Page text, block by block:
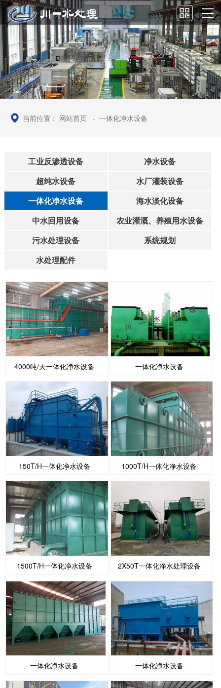
当前位置： 网站首页 -一体化净水设备
工业反渗透设备
净水设备
超纯水设备
水厂灌装设备
一体化净水设备
海水淡化设备
中水回用设备
农业灌溉、养殖用水设备
污水处理设备
系统规划
水处理配件
4000吨/天一体化净水设备 一体化净水设备
150T/H一体化净水设备 1000T/H一体化净水设备
1500T/H一体化净水设备 2X50T一体化净水处理设备
一体化净水设备 一体化净水设备